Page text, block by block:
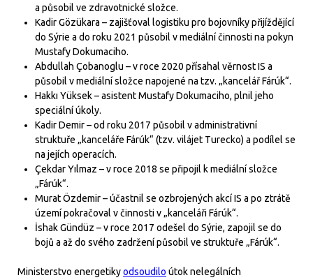
a působil ve zdravotnické složce.
Kadir Gözükara – zajišťoval logistiku pro bojovníky přijíždějící
do Sýrie a do roku 2021 působil v mediální činnosti na pokyn
Mustafy Dokumaciho.
Abdullah Çobanoglu – v roce 2020 přísahal věrnost IS a
působil v mediální složce napojené na tzv. „kancelář Fárúk“.
Hakkı Yüksek – asistent Mustafy Dokumaciho, plnil jeho
speciální úkoly.
Kadir Demir – od roku 2017 působil v administrativní
struktuře „kanceláře Fárúk“ (tzv. vilájet Turecko) a podílel se
na jejích operacích.
Çekdar Yılmaz – v roce 2018 se připojil k mediální složce
„Fárúk“.
Murat Özdemir – účastnil se ozbrojených akcí IS a po ztrátě
území pokračoval v činnosti v „kanceláři Fárúk“.
İshak Gündüz – v roce 2017 odešel do Sýrie, zapojil se do
bojů a až do svého zadržení působil ve struktuře „Fárúk“.
Ministerstvo energetikyodsoudilo útok nelegálních